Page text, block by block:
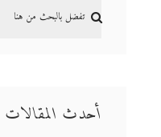
أحدث المقالات